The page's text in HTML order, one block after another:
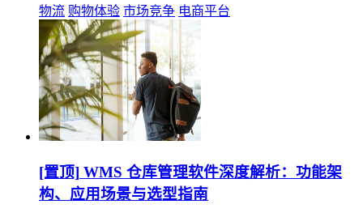
物流 购物体验 市场竞争 电商平台
[置顶] WMS 仓库管理软件深度解析：功能架
构、应用场景与选型指南